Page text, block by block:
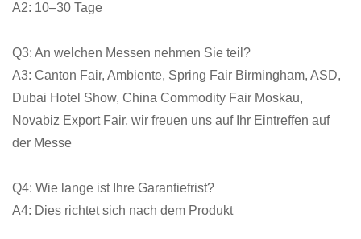
A2: 10–30 Tage
Q3: An welchen Messen nehmen Sie teil?
A3: Canton Fair, Ambiente, Spring Fair Birmingham, ASD,
Dubai Hotel Show, China Commodity Fair Moskau,
Novabiz Export Fair, wir freuen uns auf Ihr Eintreffen auf
der Messe
Q4: Wie lange ist Ihre Garantiefrist?
A4: Dies richtet sich nach dem Produkt